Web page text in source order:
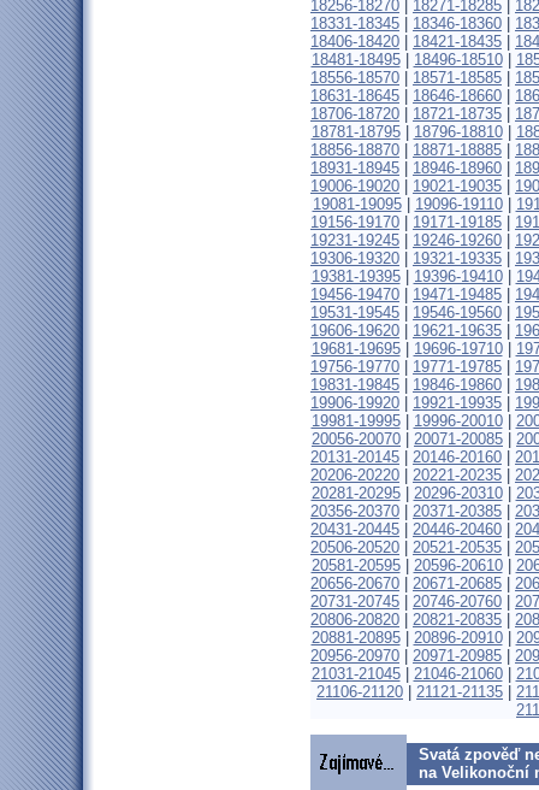
18256-18270 18271-18285
18331-18345
18346-18360
18406-18420
18421-18435
18481-18495| 18496-18510|
18556-18570
18571-18585
18631-18645
18646-18660
18706-18720
18721-18735
18781-18795| 18796-18810|
18856-18870
18871-18885
18931-18945
18946-18960
19006-19020
19021-19035
19081-19095| 19096-19110|
19156-19170
19171-19185
19231-19245
19246-19260
19306-19320
19321-19335
19381-19395| 19396-19410|
19456-19470
19471-19485
19531-19545
19546-19560
19606-19620
19621-19635
19681-19695| 19696-19710|
19756-19770
19771-19785
19831-19845
19846-19860
19906-19920
19921-19935
19981-19995| 19996-20010|
20056-20070
20071-20085
20131-20145
20146-20160
20206-20220
20221-20235
20281-20295| 20296-20310|
20356-20370
20371-20385
20431-20445
20446-20460
20506-20520
20521-20535
20581-20595| 20596-20610|
20656-20670
20671-20685
20731-20745
20746-20760
20806-20820
20821-20835
20881-20895| 20896-20910|
20956-20970
20971-20985
21031-21045| 21046-21060|
21106-21120
21121-21135
Svatá zpověď
na Velikonoční